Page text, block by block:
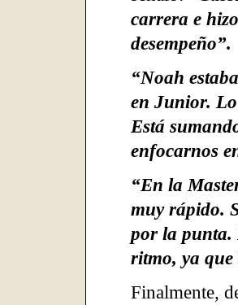
carrera e
desempeño”.
“Noah
en Junior.
Está
enfocarnos
“En la
muy rápido.
por la punta.
ritmo, ya
Finalmente,